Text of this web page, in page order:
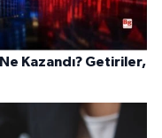
Kazandı? Getiriler,